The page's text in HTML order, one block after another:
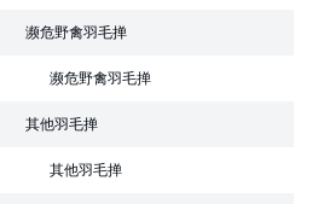
濒危野禽羽毛掸
濒危野禽羽毛掸
其他羽毛掸
其他羽毛掸